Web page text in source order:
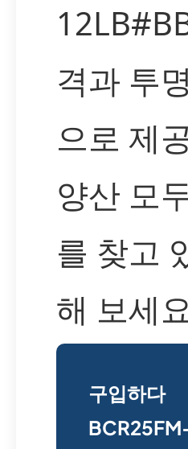
격과 투
으로 제
양산 모
를 찾고
해 보세
구입하다